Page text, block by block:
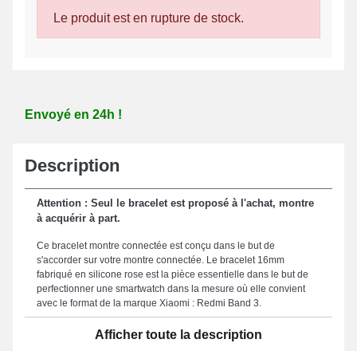
Le produit est en rupture de stock.
Envoyé en 24h !
Description
Attention : Seul le bracelet est proposé à l'achat, montre
à acquérir à part.
Ce bracelet montre connectée est conçu dans le but de
s'accorder sur votre montre connectée. Le bracelet 16mm
fabriqué en silicone rose est la pièce essentielle dans le but de
perfectionner une smartwatch dans la mesure où elle convient
avec le format de la marque Xiaomi : Redmi Band 3.
Présentant une boucle de couleur rose bouton pression solide
qui est adoptée pour assurer un système de fixation rapide et
Afficher toute la description